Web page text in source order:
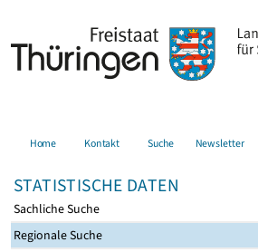
Home Kontakt Suche Newsletter
STATISTISCHE DATEN
Sachliche Suche
Regionale Suche